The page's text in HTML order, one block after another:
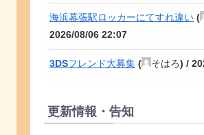
海浜幕張駅ロッカーにてすれ違い (
2026/08/06 22:07
3DSフレンド大募集 ( そはろ) /
更新情報・告知